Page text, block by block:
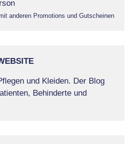
anderen Promotions und Gutscheinen
und Kleiden. Der Blog
Behinderte und